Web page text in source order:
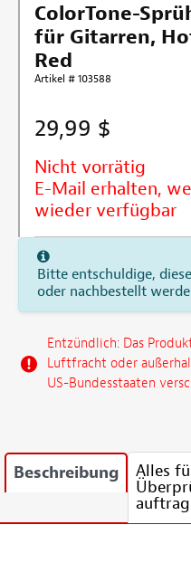
ColorTone-
für Gitarren,
Red
Artikel # 103588
29,99 $
Nicht vorrätig
E-Mail erhalten,
wieder verfügbar
Bitte entschuldige,
oder nachbestellt
Entzündlich: Das
Luftfracht oder
US-Bundesstaaten
Beschreibung Alles